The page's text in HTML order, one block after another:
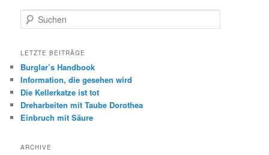
Suchen
LETZTE BEITRÄGE
Burglar’s Handbook
Information, die gesehen wird
Die Kellerkatze ist tot
Dreharbeiten mit Taube Dorothea
Einbruch mit Säure
ARCHIVE